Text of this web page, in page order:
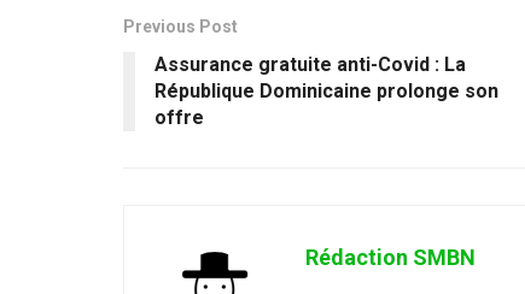
Previous Post
Assurance gratuite anti-Covid : La
République Dominicaine prolonge son
offre
Rédaction SMBN